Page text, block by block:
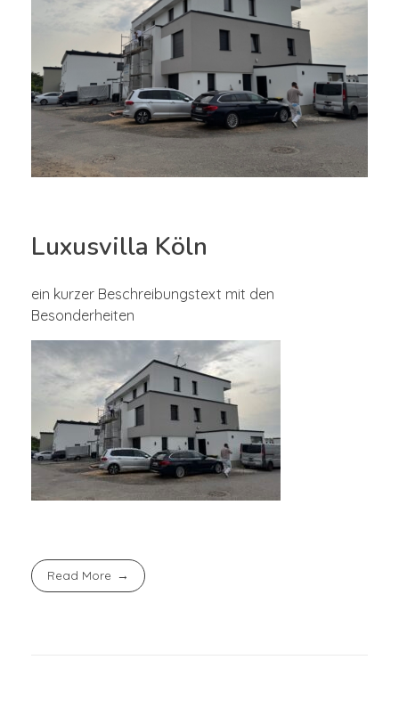
Luxusvilla Köln
ein kurzer Beschreibungstext mit den
Besonderheiten
Read More